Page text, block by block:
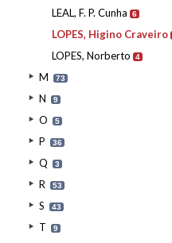
LEAL, F. P. Cunha 6
LOPES, Higino Craveiro
LOPES, Norberto 4
M 73
N 9
O 5
P 36
Q 3
R 53
S 43
T 9